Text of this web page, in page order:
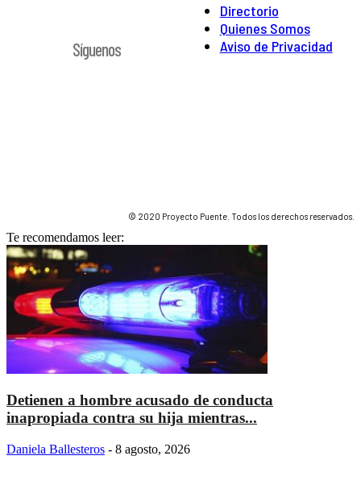
Directorio
Quienes Somos
Aviso de Privacidad
Síguenos
© 2020 Proyecto Puente. Todos los derechos reservados.
Te recomendamos leer:
Detienen a hombre acusado de conducta
inapropiada contra su hija mientras...
Daniela Ballesteros - 8 agosto, 2026